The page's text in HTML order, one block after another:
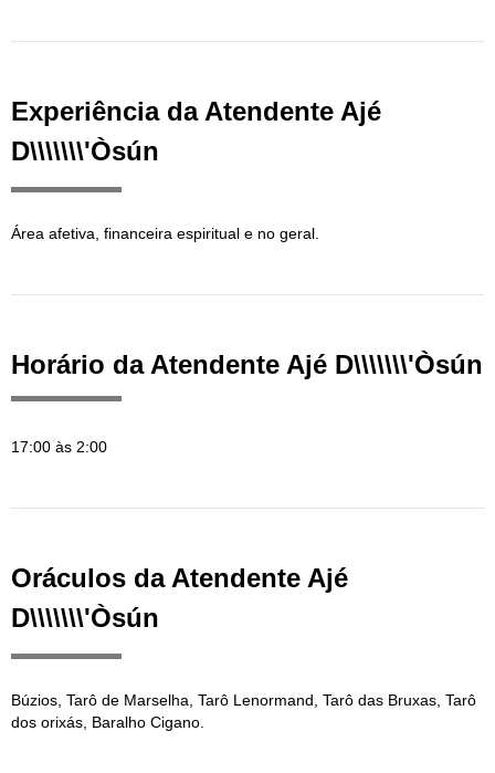
Experiência da Atendente Ajé
D\\\\\\\'Òsún
Área afetiva, financeira espiritual e no geral.
Horário da Atendente Ajé D\\\\\\\'Òsún
17:00 às 2:00
Oráculos da Atendente Ajé
D\\\\\\\'Òsún
Búzios, Tarô de Marselha, Tarô Lenormand, Tarô das Bruxas, Tarô
dos orixás, Baralho Cigano.